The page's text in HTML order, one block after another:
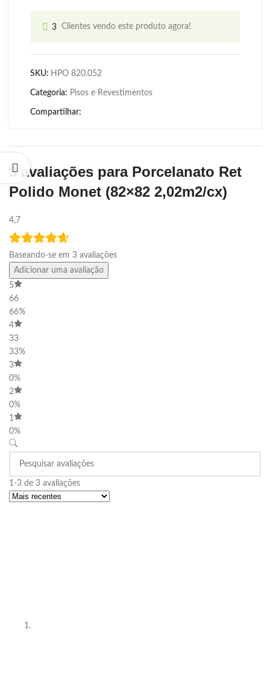
3 Clientes vendo este produto agora!
SKU: HPO 820.052
Categoria: Pisos e Revestimentos
Compartilhar:
3 avaliações para Porcelanato Ret
Polido Monet (82×82 2,02m2/cx)
4,7
Baseando-se em 3 avaliações
Adicionar uma avaliação
5
66
66%
4
33
33%
3
0%
2
0%
1
0%
1-3 de 3 avaliações